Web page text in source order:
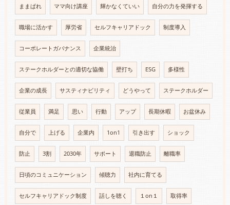
ままぱれ ママ向け講座 輝かなくていい 自分の力を発揮する
職場に活かす 厚労省 セルフキャリアドック 制度導入
コーポレートガバナンス 企業統治
ステークホルダーとの適切な協働 壁打ち ESG 多様性
企業の成長 サスティナビリティ どうやって ステークホルダー
従業員 満足 思い 行動 アップ 長期休暇 お盆休み
自分で 上げる 企業内 1on1 引き出す ショック
防止 3割 2030年 サポート 退職防止 離職率
日頃のコミュニケーション 傾聴力 社内に育てる
セルフキャリアドック制度 話しを聴く １on１ 取得率